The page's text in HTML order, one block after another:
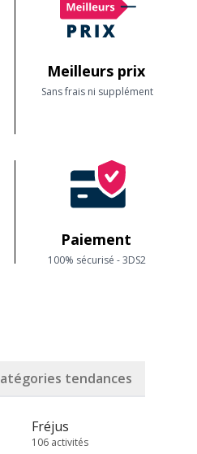
Meilleurs prix
Sans frais ni supplément
Paiement
100% sécurisé - 3DS2
tendances
Fréjus
106 activités